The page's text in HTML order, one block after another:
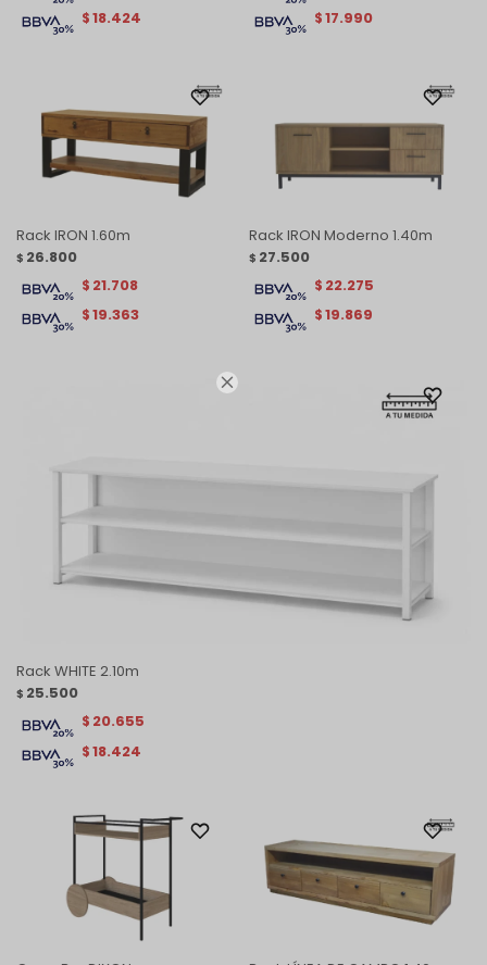

$18.424 $17.990
Rack IRON 1.60m
$ 26.800
$19.363
$ 21.708
Rack IRON Moderno 1.40m
$ 27.500
$19.869
$ 22.275
Rack WHITE 2.10m
$ 25.500
$18.424
$ 20.655